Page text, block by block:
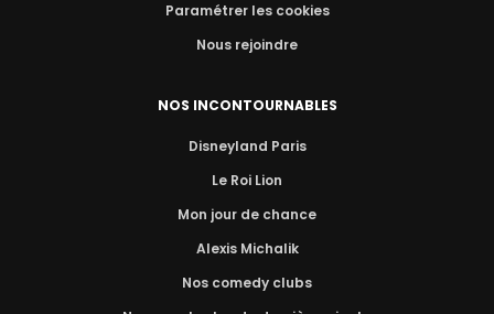
Paramétrer les cookies
Nous rejoindre
NOS INCONTOURNABLES
Disneyland Paris
Le Roi Lion
Mon jour de chance
Alexis Michalik
Nos comedy clubs